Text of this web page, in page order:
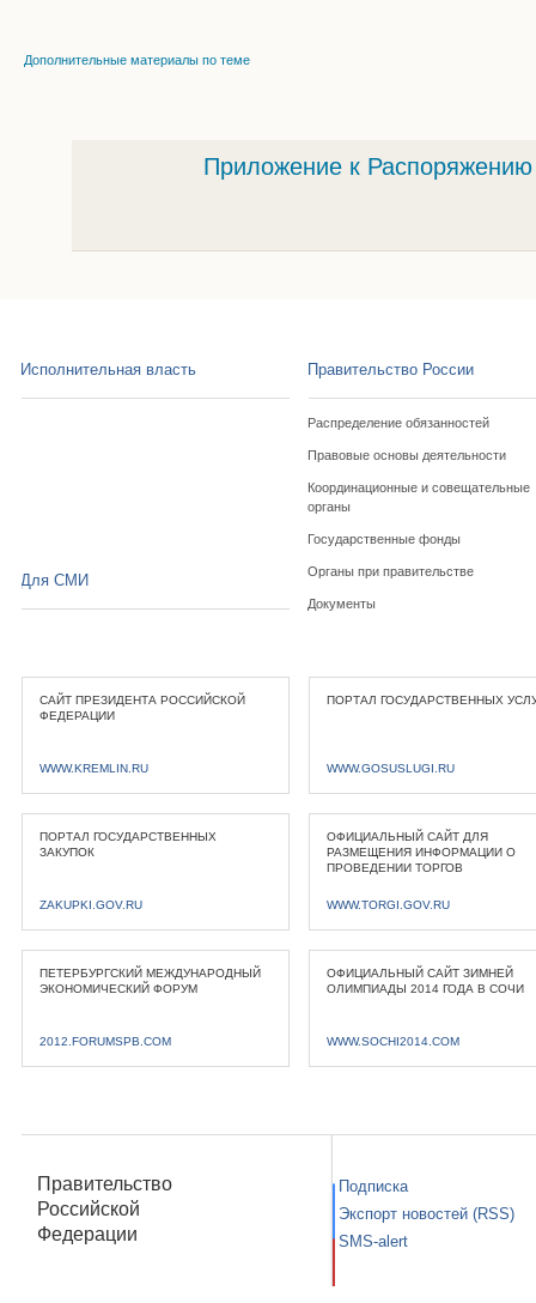
Дополнительные материалы по теме
Приложение к
Исполнительная власть Правительство России
Распределение обязанностей
Правовые основы деятельности
Координационные и совещательные
органы
Государственные фонды
Органы при правительстве
Документы
Для СМИ
САЙТ ПРЕЗИДЕНТА РОССИЙСКОЙ
ФЕДЕРАЦИИ
WWW.KREMLIN.RU
ПОРТАЛ ГОСУДАРСТВЕННЫХ
WWW.GOSUSLUGI.RU
ПОРТАЛ ГОСУДАРСТВЕННЫХ
ЗАКУПОК
ZAKUPKI.GOV.RU
ОФИЦИАЛЬНЫЙ САЙТ ДЛЯ
РАЗМЕЩЕНИЯ ИНФОРМАЦИИ О
ПРОВЕДЕНИИ ТОРГОВ
WWW.TORGI.GOV.RU
ПЕТЕРБУРГСКИЙ МЕЖДУНАРОДНЫЙ
ЭКОНОМИЧЕСКИЙ ФОРУМ
2012.FORUMSPB.COM
ОФИЦИАЛЬНЫЙ САЙТ ЗИМНЕЙ
ОЛИМПИАДЫ 2014 ГОДА В СОЧИ
WWW.SOCHI2014.COM
Правительство
Российской
Федерации
Подписка
Экспорт новостей (RSS)
SMS-alert